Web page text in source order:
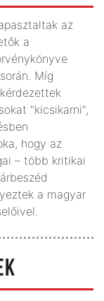
az
a
Míg
"kicsikarni",
hogy az
– több kritikai
a magyar